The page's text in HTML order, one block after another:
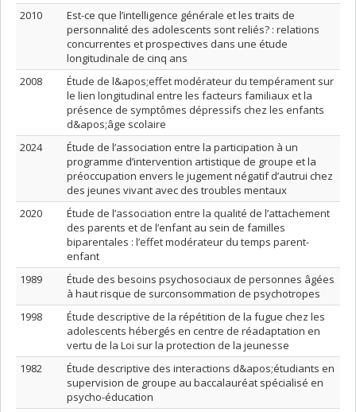
2010
Est-ce que l’intelligence générale et les traits de
personnalité des adolescents sont reliés? : relations
concurrentes et prospectives dans une étude
longitudinale de cinq ans
2008
Étude de l&apos;effet modérateur du tempérament sur
le lien longitudinal entre les facteurs familiaux et la
présence de symptômes dépressifs chez les enfants
d&apos;âge scolaire
2024
Étude de l’association entre la participation à un
programme d’intervention artistique de groupe et la
préoccupation envers le jugement négatif d’autrui chez
des jeunes vivant avec des troubles mentaux
2020
Étude de l’association entre la qualité de l’attachement
des parents et de l’enfant au sein de familles
biparentales : l’effet modérateur du temps parent-
enfant
1989
Étude des besoins psychosociaux de personnes âgées
à haut risque de surconsommation de psychotropes
1998
Étude descriptive de la répétition de la fugue chez les
adolescents hébergés en centre de réadaptation en
vertu de la Loi sur la protection de la jeunesse
1982
Étude descriptive des interactions d&apos;étudiants en
supervision de groupe au baccalauréat spécialisé en
psycho-éducation